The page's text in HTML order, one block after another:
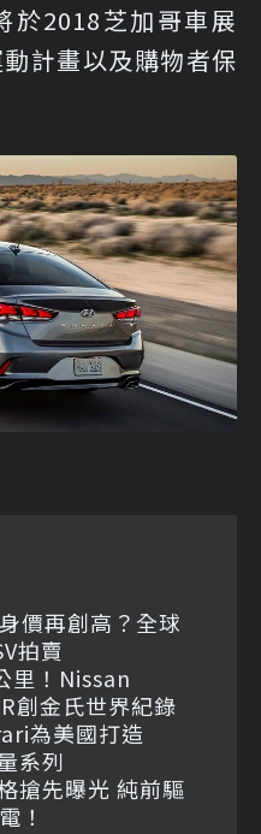
2018芝加哥車展
計畫以及購物者保
價再創高？全球
拍賣
里！Nissan
創金氏世界紀錄
為美國打造
系列
搶先曝光 純前驅
！